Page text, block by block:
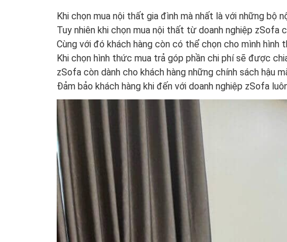
Khi chọn mua nội thất gia đình mà nhất là với những bộ
Tuy nhiên khi chọn mua nội thất từ doanh nghiệp zSofa
Cùng với đó khách hàng còn có thể chọn cho mình
Khi chọn hình thức mua trả góp phần chi phí sẽ được
zSofa còn dành cho khách hàng những chính sách hậu
Đảm bảo khách hàng khi đến với doanh nghiệp zSofa